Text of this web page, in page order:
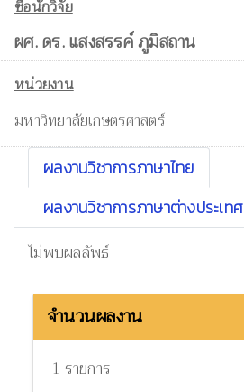
ชื่อนักวิจัย
ผศ. ดร. แสงสรรค์ ภูมิสถาน
หน่วยงาน
มหาวิทยาลัยเกษตรศาสตร์
ผลงานวิชาการภาษาไทย
ผลงานวิชาการภาษาต่างประเทศ
ไม่พบผลลัพธ์
จำนวนผลงาน
1 รายการ